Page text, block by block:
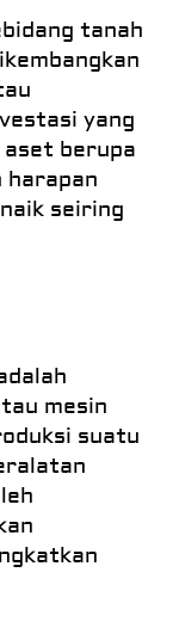
tanah
yang
aset berupa
harapan
seiring
mesin
suatu